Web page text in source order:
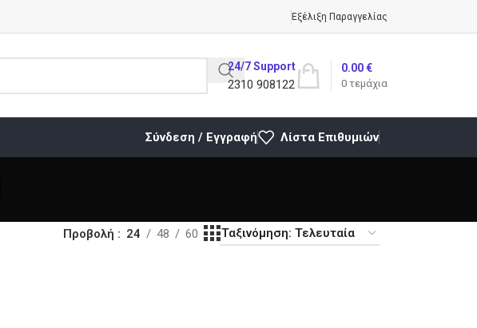
Εξέλιξη Παραγγελίας
24/7 Support
2310 908122 0 τεμάχια
0.00€
Σύνδεση / Εγγραφή Λίστα Επιθυμιών
Προβολή 24 48 60